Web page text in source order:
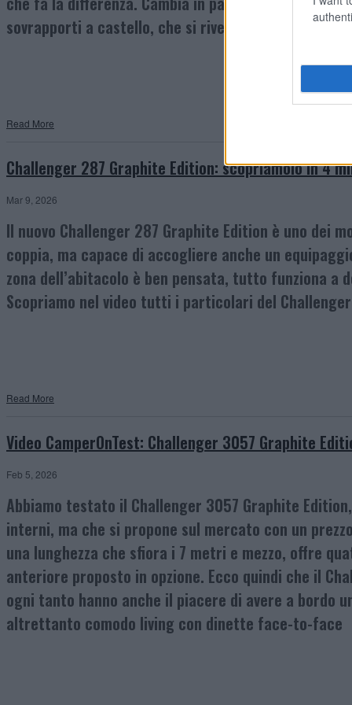
sovrapporti a castello, che si rivela versatile e
Read More
Challenger 287 Graphite Edition: scopriamolo in 4
Mar 9, 2026
Il nuovo Challenger 287 Graphite Edition è uno dei
coppia, ma capace di accogliere anche un
zona dell’abitacolo è ben pensata, tutto funziona
Scopriamo nel video tutti i particolari del
Read More
Video CamperOnTest: Challenger 3057 Graphite
Feb 5, 2026
Abbiamo testato il Challenger 3057 Graphite
interni, ma che si propone sul mercato con un
una lunghezza che sfiora i 7 metri e mezzo, offre
anteriore proposto in opzione. Ecco quindi che il
ogni tanto hanno anche il piacere di avere a bordo
altrettanto comodo living con dinette face-to-face